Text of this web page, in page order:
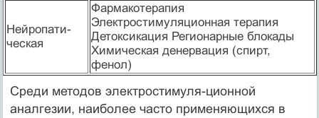
Нейропати-
ческая
Фармакотерапия
Электростимуляционная терапия
Детоксикация Регионарные блокады
Химическая денервация (спирт,
фенол)
Среди методов электростимуля-ционной
аналгезии, наиболее часто применяющихся в